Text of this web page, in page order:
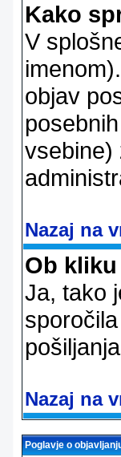
Kako
V
objav
vsebine)
Nazaj na
Ob
Ja, tako
Nazaj na
Poglavje o